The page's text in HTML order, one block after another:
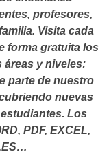
profesores,
Visita cada
forma gratuita los
áreas y niveles:
parte de nuestro
nuevas
Los
PDF, EXCEL,